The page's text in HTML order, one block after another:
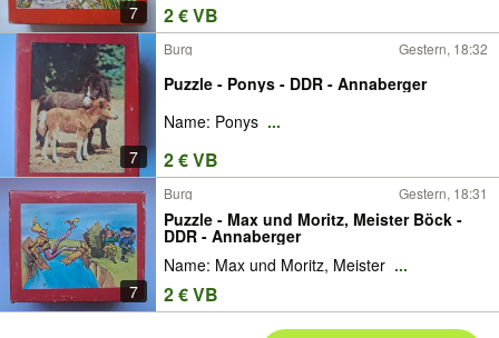
7 2 € VB
7
Burg Gestern, 18:32
Puzzle - Ponys - DDR - Annaberger
Name: Ponys ...
2 € VB
7
Burg Gestern, 18:31
Puzzle - Max und Moritz, Meister Böck -
DDR - Annaberger
Name: Max und Moritz, Meister ...
2 € VB